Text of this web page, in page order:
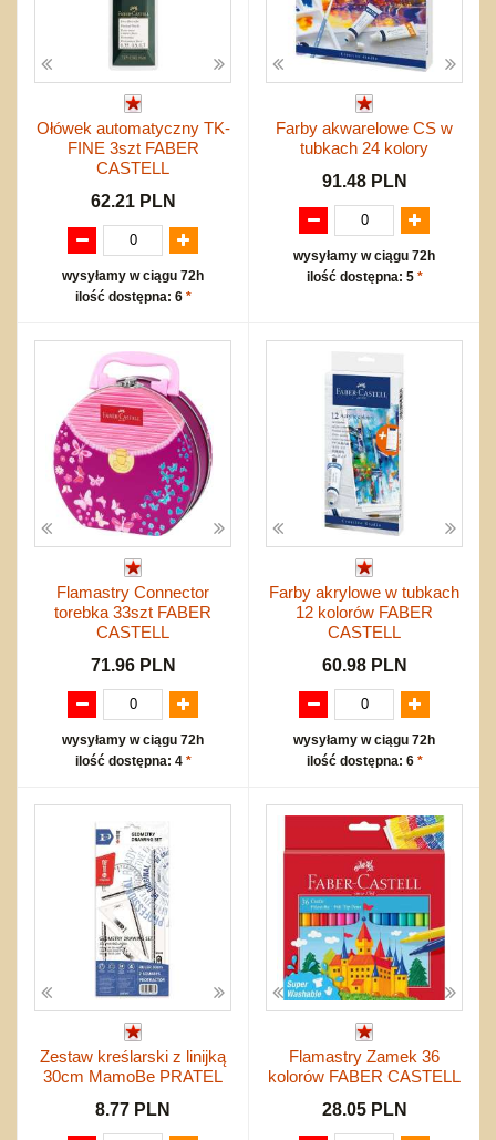
Ołówek automatyczny TK-
FINE 3szt FABER
CASTELL
62.21 PLN
wysyłamy w ciągu 72h
ilość dostępna: 6 *
Farby akwarelowe CS w
tubkach 24 kolory
91.48 PLN
wysyłamy w ciągu 72h
ilość dostępna: 5 *
Flamastry Connector
torebka 33szt FABER
CASTELL
71.96 PLN
wysyłamy w ciągu 72h
ilość dostępna: 4 *
Farby akrylowe w tubkach
12 kolorów FABER
CASTELL
60.98 PLN
wysyłamy w ciągu 72h
ilość dostępna: 6 *
Zestaw kreślarski z linijką
30cm MamoBe PRATEL
8.77 PLN
Flamastry Zamek 36
kolorów FABER CASTELL
28.05 PLN